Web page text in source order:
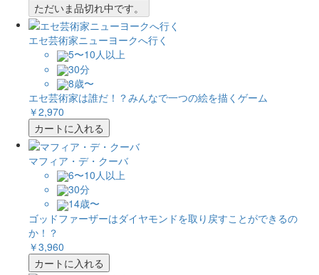
ただいま品切れ中です。
エセ芸術家ニューヨークへ行く
5〜10人以上
30分
8歳〜
エセ芸術家は誰だ！？みんなで一つの絵を描くゲーム
￥2,970
カートに入れる
マフィア・デ・クーバ
6〜10人以上
30分
14歳〜
ゴッドファーザーはダイヤモンドを取り戻すことができるの
か！？
￥3,960
カートに入れる